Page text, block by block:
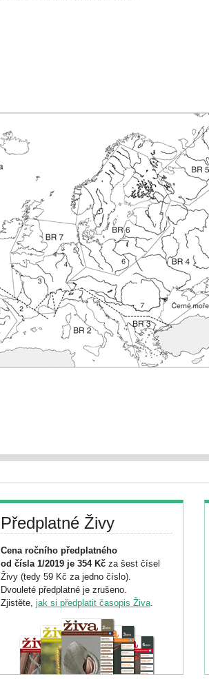
Předplatné Živy
Cena ročního předplatného
od čísla 1/2019 je 354 Kč za šest čísel
Živy (tedy 59 Kč za jedno číslo).
Dvouleté předplatné je zrušeno.
Zjistěte, jak si předplatit časopis Živa.